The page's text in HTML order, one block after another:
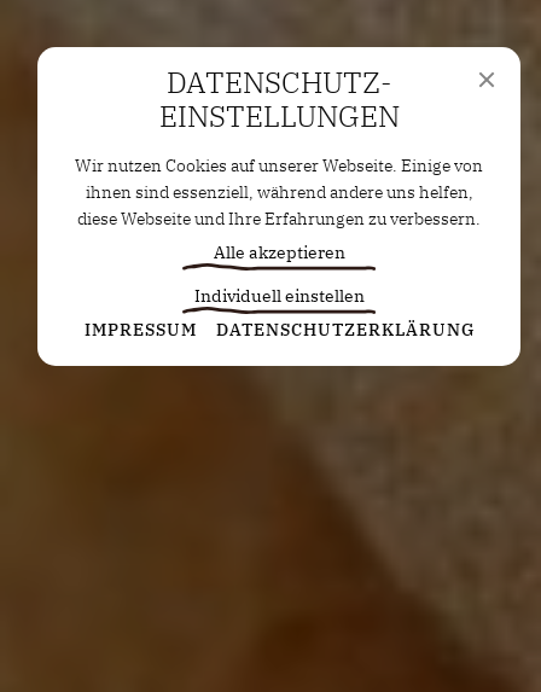
DATENSCHUTZ­
EINSTELLUNGEN
Wir nutzen Cookies auf unserer Webseite. Einige von
ihnen sind essenziell, während andere uns helfen,
diese Webseite und Ihre Erfahrungen zu verbessern.
Alle akzeptieren
Individuell einstellen
Statistiken
Diese Cookies erfassen anonyme Statistiken. Diese
IMPRESSUM DATENSCHUTZERKLÄRUNG